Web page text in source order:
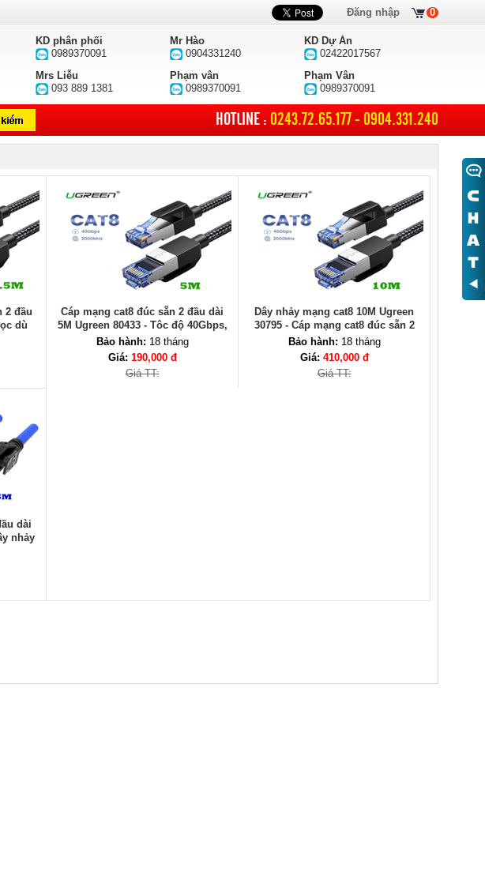
KD phân phối
0989370091
Mr Hào
0904331240
KD Dự Án
02422017567
Mrs Liễu
093 889 1381
Phạm vân
0989370091
Phạm Vân
0989370091
HOTLINE : 0243.72.65.177 - 0904.331.240
2 đầu
dù
Cáp mạng cat8 đúc sẵn 2 đầu dài
5M Ugreen 80433 - Tôc độ 40Gbps,
băng thông 2000Mhz, dây bọc dù
Bảo hành: 18 tháng
Giá: 190,000 đ
Giá TT:
Dây nhảy mạng cat8 10M Ugreen
30795 - Cáp mạng cat8 đúc sẵn 2
đầu Ugreen cao cấp
Bảo hành: 18 tháng
Giá: 410,000 đ
Giá TT:
dài
nhảy
0
Đăng nhập